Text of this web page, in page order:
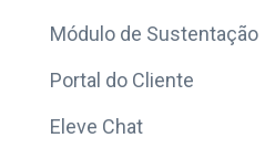
Módulo de Sustentação
Portal do Cliente
Eleve Chat